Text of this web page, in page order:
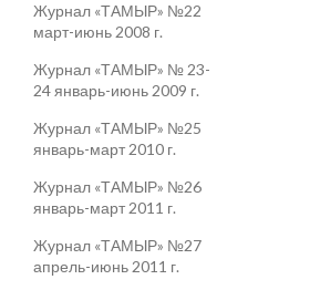
Журнал «ТАМЫР» №22
март-июнь 2008 г.
Журнал «ТАМЫР» № 23-
24 январь-июнь 2009 г.
Журнал «ТАМЫР» №25
январь-март 2010 г.
Журнал «ТАМЫР» №26
январь-март 2011 г.
Журнал «ТАМЫР» №27
апрель-июнь 2011 г.